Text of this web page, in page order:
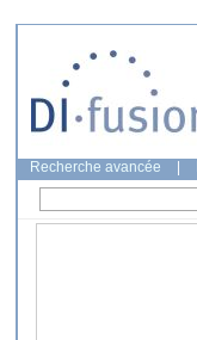
Recherche avancée